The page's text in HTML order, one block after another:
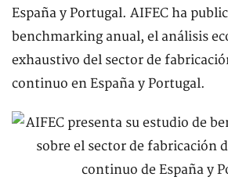
España y Portugal. AIFEC ha
benchmarking anual, el análisis
exhaustivo del sector de
continuo en España y Portugal.